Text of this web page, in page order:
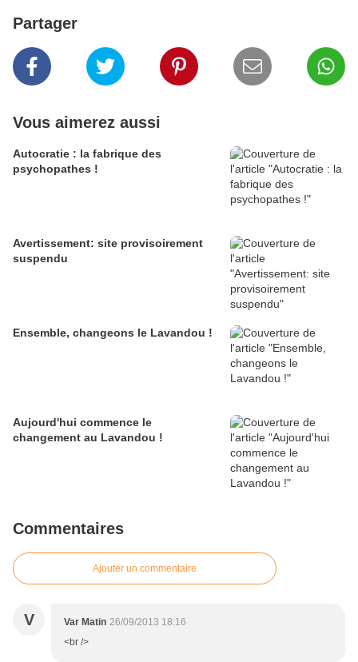
Partager
Vous aimerez aussi
Autocratie : la fabrique des
psychopathes !
Avertissement: site provisoirement
suspendu
Ensemble, changeons le Lavandou !
Aujourd'hui commence le
changement au Lavandou !
Commentaires
Ajouter un commentaire
V Var Matin 26/09/2013 18:16
<br />